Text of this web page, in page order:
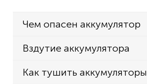
Чем опасен аккумулятор
Вздутие аккумулятора
Как тушить аккумуляторы